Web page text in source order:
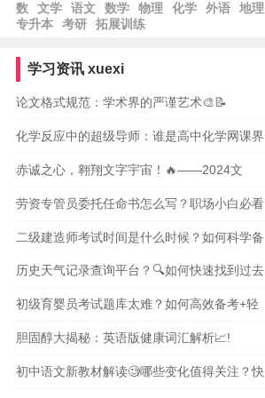
数 文学 语文 数学 物理 化学 外语 地理
专升本
考研 拓展训练
学习资讯 xuexi
论文格式规范：学术界的严谨艺术🎨📝
化学反应中的超级导师：谁是高中化学网课界
赤诚之心，翱翔文字宇宙！🔥——2024文
劳资专管员委托任命书怎么写？职场小白必看
二级建造师考试时间是什么时候？如何科学备
历史天气记录查询平台？🔍如何快速找到过去
初级育婴员考试题库太难？如何高效备考+轻
胆固醇大揭秘：英语版健康词汇解析📈!
初中语文新教材解读🧐哪些变化值得关注？快